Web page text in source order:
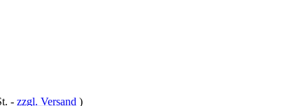
- zzgl. Versand )